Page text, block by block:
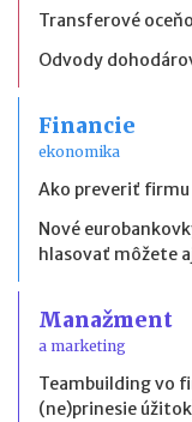
Transferové
Odvody
Financie
ekonomika
Ako preveriť
Nové
hlasovať môžete
Manažment
a marketing
Teambuilding vo
(ne)prinesie